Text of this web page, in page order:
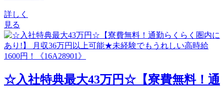
詳しく
見る
☆入社特典最大43万円☆【寮費無料！通